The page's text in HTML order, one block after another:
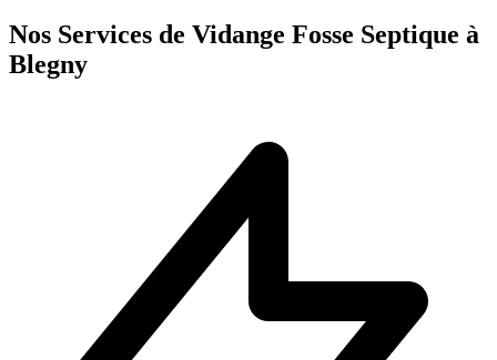
Nos Services de Vidange Fosse Septique à
Blegny